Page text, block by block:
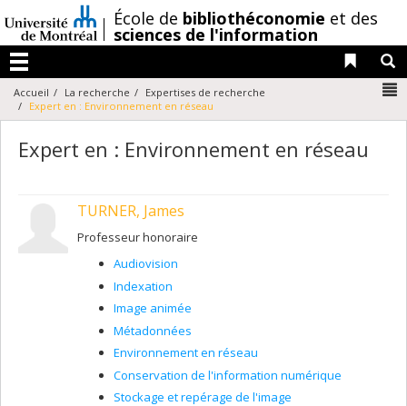
au
contenu
/École de bibliothéconomie et des
sciences de l'information
Menu
Liens
Accueil La recherche
Expertises de recherche
Expert en : Environnement en réseau
Expert en : Environnement en réseau
TURNER, James
Professeur honoraire
Audiovision
Indexation
Image animée
Métadonnées
Environnement en réseau
Conservation de l'information numérique
Stockage et repérage de l'image